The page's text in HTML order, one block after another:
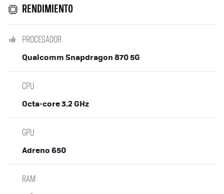
RENDIMIENTO
PROCESADOR
Qualcomm Snapdragon 870 5G
CPU
Octa-core 3.2 GHz
GPU
Adreno 650
RAM